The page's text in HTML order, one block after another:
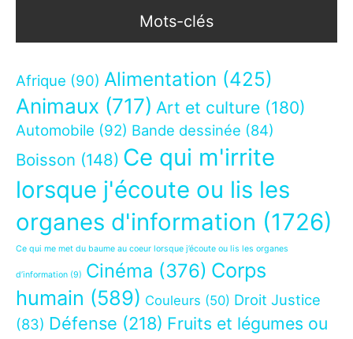
Mots-clés
Afrique (90) Alimentation (425)
Animaux (717) Art et culture (180)
Automobile (92) Bande dessinée (84)
Boisson (148) Ce qui m'irrite
lorsque j'écoute ou lis les
organes d'information (1726)
Ce qui me met du baume au coeur lorsque j’écoute ou lis les organes
d’information (9) Cinéma (376) Corps
humain (589) Couleurs (50) Droit Justice
(83) Défense (218) Fruits et légumes ou